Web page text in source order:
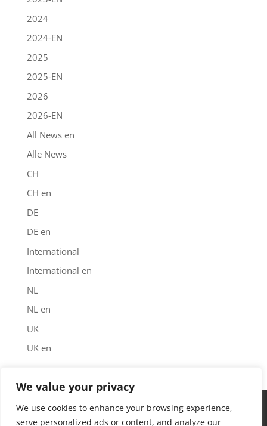
We value your privacy
We use cookies to enhance your browsing experience,
serve personalized ads or content, and analyze our
2024
2024-EN
2025
2025-EN
2026
2026-EN
All News en
Alle News
CH
CH en
DE
DE en
International
International en
NL
NL en
UK
UK en
Impressum Datenschutz
Garantie
Downloads
Kontakt Find us